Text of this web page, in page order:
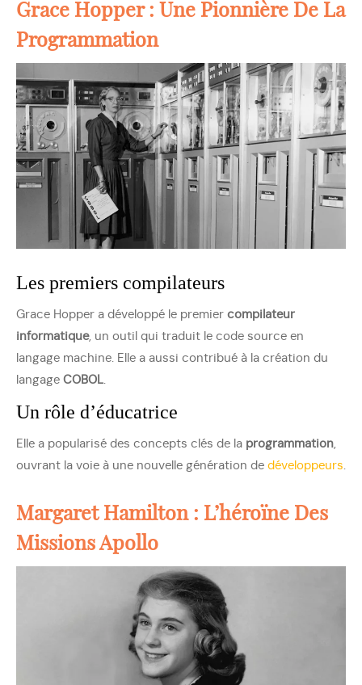
Grace Hopper : Une Pionnière De La
Programmation
Les premiers compilateurs
Grace Hopper a développé le premier compilateur
informatique, un outil qui traduit le code source en
langage machine. Elle a aussi contribué à la création du
langage COBOL
Un rôle d’éducatrice
Elle a popularisé des concepts clés de la programmation
ouvrant la voie à une nouvelle génération de développeurs
Margaret Hamilton : L’héroïne Des
Missions Apollo